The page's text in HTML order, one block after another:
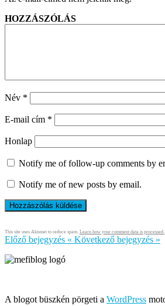
HOZZÁSZÓLÁS
Név *
E-mail cím *
Honlap
Notify me of follow-up comments by
Notify me of new posts by email.
This site uses Akismet to reduce spam. Learn how your comment data is processed.
Előző bejegyzés « Következő bejegyzés »
A blogot büszkén pörgeti a WordPress